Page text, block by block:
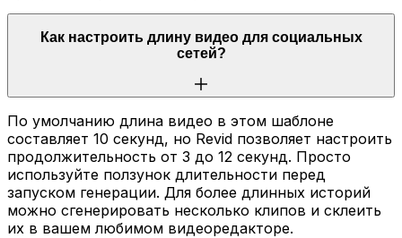
Как настроить длину видео для социальных
сетей?
По умолчанию длина видео в этом шаблоне
составляет 10 секунд, но Revid позволяет настроить
продолжительность от 3 до 12 секунд. Просто
используйте ползунок длительности перед
запуском генерации. Для более длинных историй
можно сгенерировать несколько клипов и склеить
их в вашем любимом видеоредакторе.